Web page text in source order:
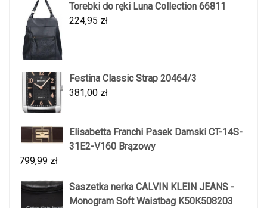
Torebki do ręki Luna Collection 66811
224,95 zł
Festina Classic Strap 20464/3
381,00 zł
Elisabetta Franchi Pasek Damski CT-14S-
31E2-V160 Brązowy
799,99 zł
Saszetka nerka CALVIN KLEIN JEANS -
Monogram Soft Waistbag K50K508203